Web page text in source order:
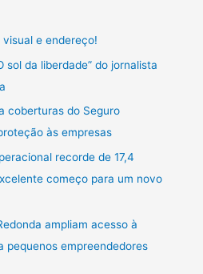
e endereço!
sol da liberdade” do jornalista
coberturas do Seguro
às empresas
recorde de 17,4
começo para um novo
ampliam acesso à
pequenos empreendedores